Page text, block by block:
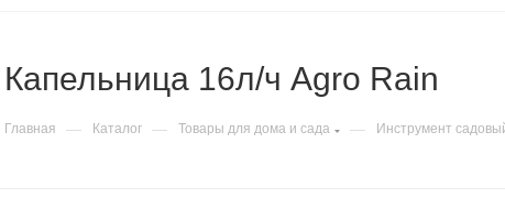
Капельница 16л/ч Agro Rain
Главная — Каталог — Товары для дома и сада — Инструмент